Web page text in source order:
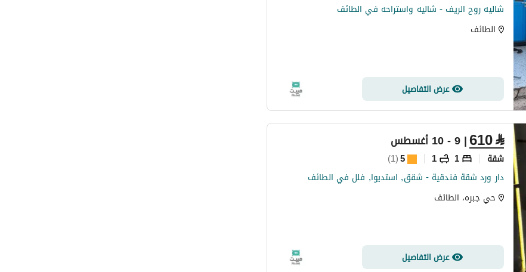
شاليه روح الريف - شاليه واستراحه في الطائف
الطائف
عرض التفاصيل
⃁
610| 9 - 10 أغسطس
شقة 1
1
5
(
1
)
دار ورد شقة فندقية - شقق, استديوا, فلل في الطائف
حي جبره، الطائف
عرض التفاصيل